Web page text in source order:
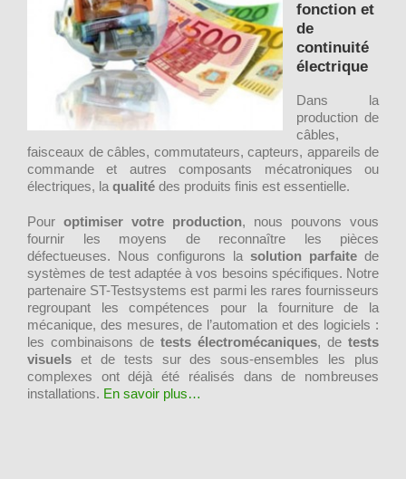
fonction et
de
continuité
électrique
Dans la
production de
câbles,
faisceaux de câbles, commutateurs, capteurs, appareils de
commande et autres composants mécatroniques ou
électriques, la qualité des produits finis est essentielle.
Pour optimiser votre production, nous pouvons vous
fournir les moyens de reconnaître les pièces
défectueuses. Nous configurons la solution parfaite de
systèmes de test adaptée à vos besoins spécifiques. Notre
partenaire ST-Testsystems est parmi les rares fournisseurs
regroupant les compétences pour la fourniture de la
mécanique, des mesures, de l’automation et des logiciels :
les combinaisons de tests électromécaniques, de tests
visuels et de tests sur des sous-ensembles les plus
complexes ont déjà été réalisés dans de nombreuses
installations. En savoir plus…